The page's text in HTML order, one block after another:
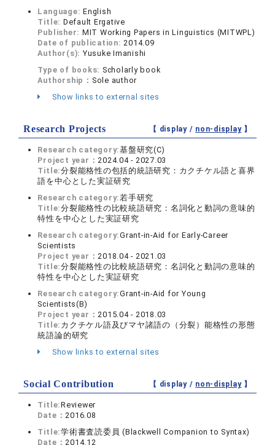
Language:English
Title: Default Ergative
Publisher: MIT Working Papers in Linguistics (MITWPL)
Date of publication: 2014.09
Author(s): Yusuke Imanishi
Type of books: Scholarly book
Authorship： Sole author
Show links to external sites
Research Projects 【 display / non-display】
Research category:基盤研究(C)
Project year： 2024.04 - 2027.03
Title:分裂能格性の包括的統語研究：カクチケル語と喜界
語を中心とした実証研究
Research category:若手研究
Title:分裂能格性の比較統語研究：名詞化と動詞の意味的
特性を中心とした実証研究
Research category:Grant-in-Aid for Early-Career
Scientists
Project year： 2018.04 - 2021.03
Title:分裂能格性の比較統語研究：名詞化と動詞の意味的
特性を中心とした実証研究
Research category:Grant-in-Aid for Young
Scientists(B)
Project year： 2015.04 - 2018.03
Title: カクチケル語及びマヤ諸語の（分裂）能格性の形態
統語論的研究
Show links to external sites
Social Contribution 【 display / non-display】
Title:Reviewer
Date： 2016.08
Title:学術書査読委員 (Blackwell Companion to Syntax)
Date： 2014.12